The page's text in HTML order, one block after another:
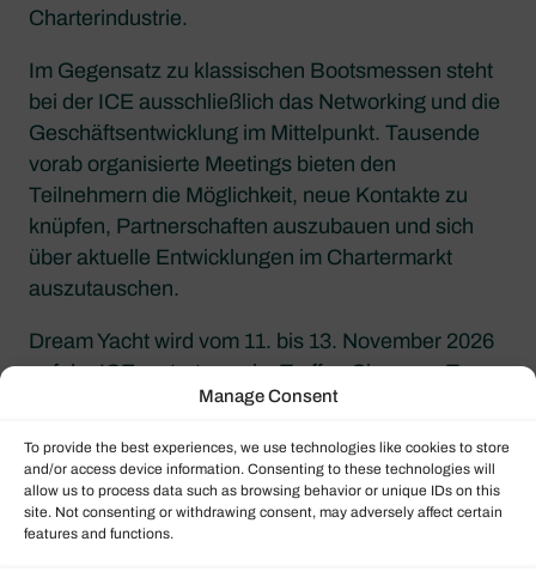
Manage Consent
To provide the best experiences, we use technologies like cookies to store
and/or access device information. Consenting to these technologies will
allow us to process data such as browsing behavior or unique IDs on this
site. Not consenting or withdrawing consent, may adversely affect certain
features and functions.
Charterindustrie.
Im Gegensatz zu klassischen Bootsmessen steht
bei der ICE ausschließlich das Networking und die
Geschäftsentwicklung im Mittelpunkt. Tausende
vorab organisierte Meetings bieten den
Teilnehmern die Möglichkeit, neue Kontakte zu
knüpfen, Partnerschaften auszubauen und sich
über aktuelle Entwicklungen im Chartermarkt
auszutauschen.
Dream Yacht wird vom 11. bis 13. November 2026
auf der ICE vertreten sein. Treffen Sie unser Team
in Amsterdam, um über Branchentrends zu
entdecken und sich mit einem der weltweit
führenden Yachtcharter-Unternehmen
auszutauschen.